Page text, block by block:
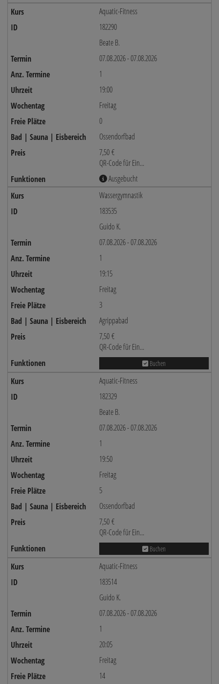
Aquatic-Fitness
182290
Beate B.
07.08.2026 - 07.08.2026
1
19:00
Freitag
0
Ossendorfbad
7,50 €
QR-Code für Ein...
Ausgebucht
Wassergymnastik
183535
Guido K.
07.08.2026 - 07.08.2026
1
19:15
Freitag
3
Agrippabad
7,50 €
QR-Code für Ein...
Buchen
Aquatic-Fitness
182329
Beate B.
07.08.2026 - 07.08.2026
1
19:50
Freitag
5
Ossendorfbad
7,50 €
QR-Code für Ein...
Buchen
Aquatic-Fitness
183514
Guido K.
07.08.2026 - 07.08.2026
1
20:05
Freitag
14